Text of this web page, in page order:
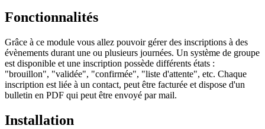
Fonctionnalités
Grâce à ce module vous allez pouvoir gérer des inscriptions à des
évènements durant une ou plusieurs journées. Un système de groupe
est disponible et une inscription possède différents états :
"brouillon", "validée", "confirmée", "liste d'attente", etc. Chaque
inscription est liée à un contact, peut être facturée et dispose d'un
bulletin en PDF qui peut être envoyé par mail.
Installation